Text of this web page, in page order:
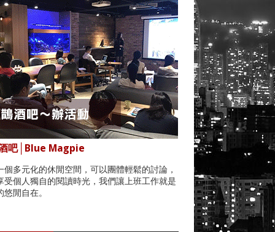
吧│Blue Magpie
個多元化的休閒空間，可以團體輕鬆的討論，
受個人獨自的閱讀時光，我們讓上班工作就是
悠閒自在。